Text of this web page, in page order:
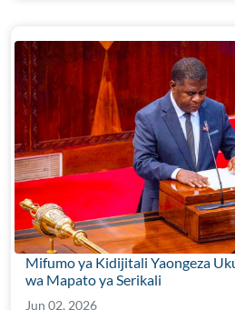
Mifumo ya Kidijitali Yaongeza
wa Mapato ya Serikali
Jun 02, 2026